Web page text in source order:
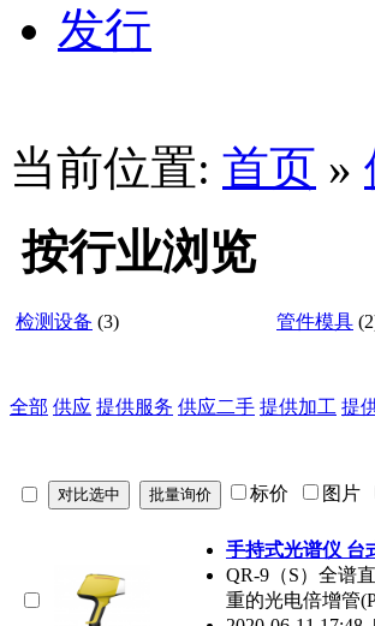
发行
当前位置: 首页 »
按行业浏览
检测设备 (3) 管件模具
全部 供应 提供服务 供应二手 提供加工 提
标价 图片
手持式光谱仪 台
QR-9（S）全谱
重的光电倍增管